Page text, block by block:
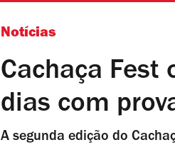
Notícias
Cachaça Fest
dias com
A segunda edição do